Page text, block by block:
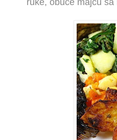
ruke, obuče majcu